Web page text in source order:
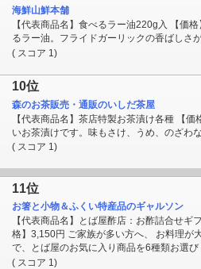
海鮮山鮮本舗
【代表商品名】食べるラー油220g入 【価
るラー油。フライドガーリックの香ばしさ
( スコア 1)
10位
森のお茶販売・通販のいしだ茶屋
【代表商品名】茶店特製お茶漬け各種 【
いお茶漬けです。味もさけ、うめ、のざわ
( スコア 1)
11位
お箸と小物＆ふくい特産品のギャルソン
【代表商品名】とば屋酢店：お酢詰合せギ
格】3,150円 ご家族が多い方へ、 お料理が
で、とば屋のお気に入り商品を6種類お選び
( スコア 1)